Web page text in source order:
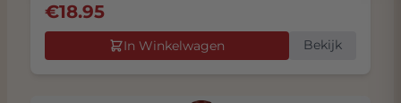
€18.95
In Winkelwagen Bekijk